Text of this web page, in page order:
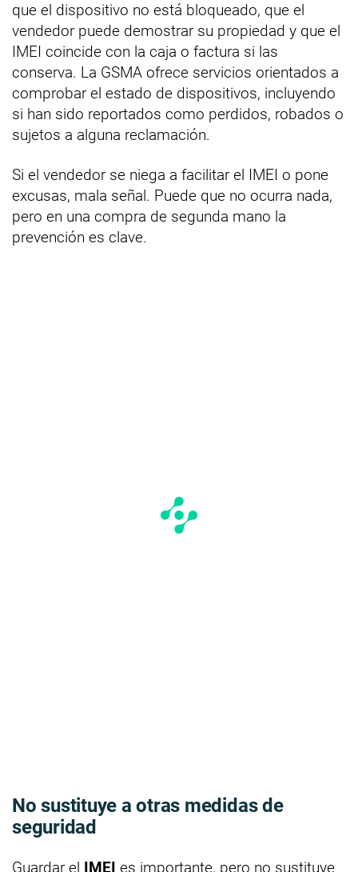
que el dispositivo no está bloqueado, que el
vendedor puede demostrar su propiedad y que el
IMEI coincide con la caja o factura si las
conserva. La GSMA ofrece servicios orientados a
comprobar el estado de dispositivos, incluyendo
si han sido reportados como perdidos, robados o
sujetos a alguna reclamación.
Si el vendedor se niega a facilitar el IMEI o pone
excusas, mala señal. Puede que no ocurra nada,
pero en una compra de segunda mano la
prevención es clave.
No sustituye a otras medidas de
seguridad
Guardar el IMEI es importante, pero no sustituye